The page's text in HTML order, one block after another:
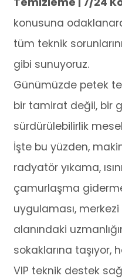
konusuna
tüm teknik
gibi sunuyoruz.
Günümüzde petek
bir tamirat değil, bir
sürdürülebilirlik
İşte bu yüzden,
radyatör yıkama,
çamurlaşma
uygulaması,
alanındaki
sokaklarına taşıyor,
VIP teknik destek